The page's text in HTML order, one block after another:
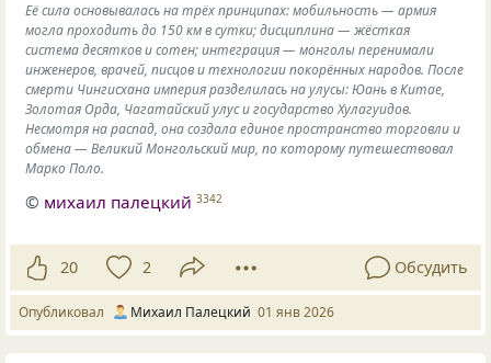
Её сила основывалась на трёх принципах: мобильность — армия
могла проходить до 150 км в сутки; дисциплина — жёсткая
система десятков и сотен; интеграция — монголы перенимали
инженеров, врачей, писцов и технологии покорённых народов. После
смерти Чингисхана империя разделилась на улусы: Юань в Китае,
Золотая Орда, Чагатайский улус и государство Хулагуидов.
Несмотря на распад, она создала единое пространство торговли и
обмена — Великий Монгольский мир, по которому путешествовал
Марко Поло.
© михаил палецкий 3342
20 2 Обсудить
Опубликовал Михаил Палецкий 01 янв 2026